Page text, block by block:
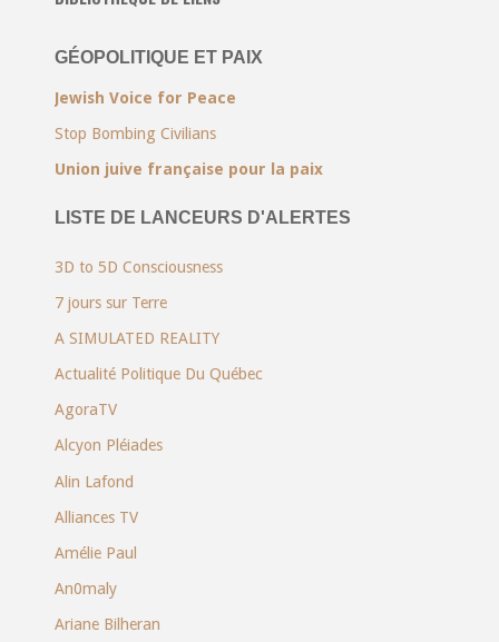
GÉOPOLITIQUE ET PAIX
Jewish Voice for Peace
Stop Bombing Civilians
Union juive française pour la paix
LISTE DE LANCEURS D'ALERTES
3D to 5D Consciousness
7 jours sur Terre
A SIMULATED REALITY
Actualité Politique Du Québec
AgoraTV
Alcyon Pléiades
Alin Lafond
Alliances TV
Amélie Paul
An0maly
Ariane Bilheran